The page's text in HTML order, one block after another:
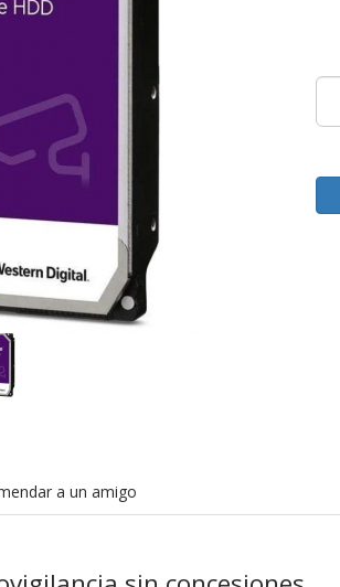
a un amigo